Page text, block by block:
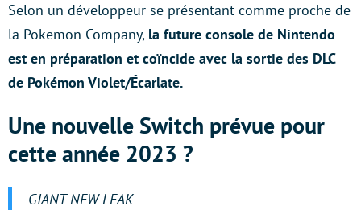
Selon un développeur se présentant comme proche de
la Pokemon Company, la future console de Nintendo
est en préparation et coïncide avec la sortie des DLC
de Pokémon Violet/Écarlate.
Une nouvelle Switch prévue pour
cette année 2023 ?
GIANT NEW LEAK